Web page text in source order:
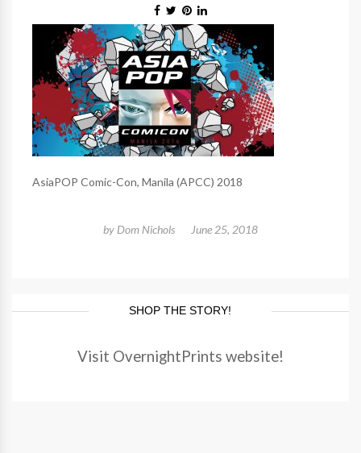
AsiaPOP Comic-Con, Manila (APCC) 2018
by Dom Nichols June 25, 2018
SHOP THE STORY!
Visit OvernightPrints website!